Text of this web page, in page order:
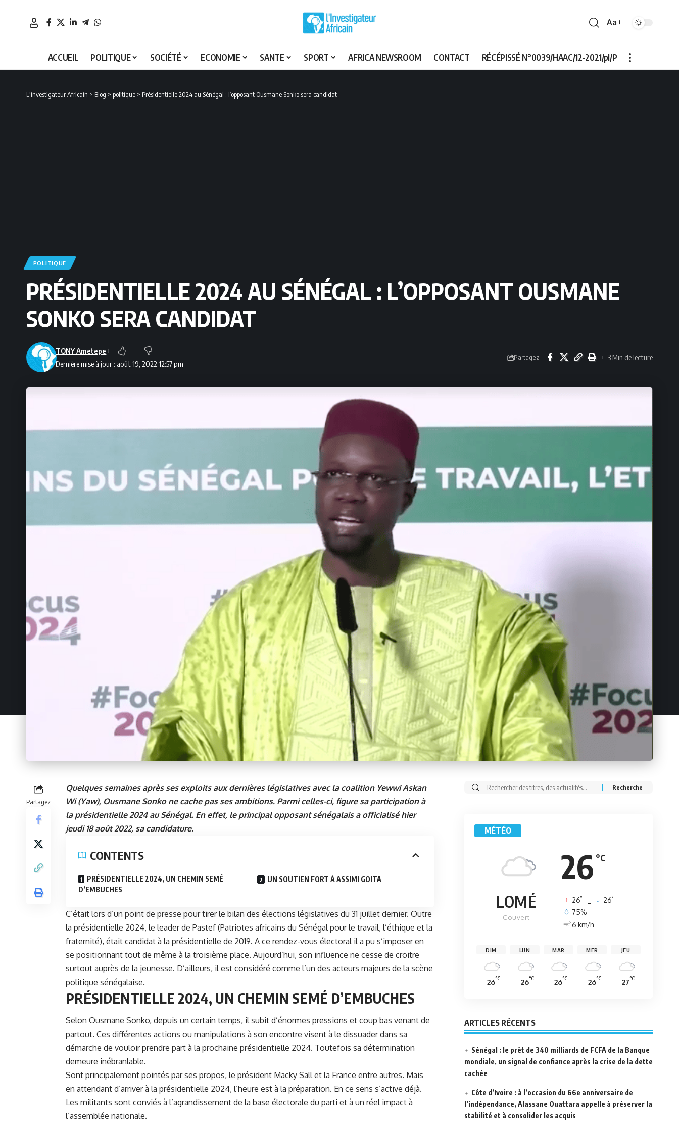
Font
Aa
ACCUEIL POLITIQUE SOCIÉTÉ ECONOMIE SANTE SPORT AFRICA NEWSROOM CONTACT RÉCÉPISSÉ N°0039/HAAC/12-2021/pl/P
L'investigateur Africain > Blog > politique > Présidentielle 2024 au Sénégal : l’opposant Ousmane Sonko sera candidat
POLITIQUE
PRÉSIDENTIELLE 2024 AU SÉNÉGAL : L’OPPOSANT OUSMANE
SONKO SERA CANDIDAT
Dernière mise à jour : août 19, 2022 12:57 pm
TONY Ametepe
Partagez 3 Min de lecture
Partagez
Quelques semaines après ses exploits aux dernières législatives avec la coalition Yewwi Askan
Wi (Yaw), Ousmane Sonko ne cache pas ses ambitions. Parmi celles-ci, figure sa participation à
la présidentielle 2024 au Sénégal. En effet, le principal opposant sénégalais a officialisé hier
jeudi 18 août 2022, sa candidature.
CONTENTS
PRÉSIDENTIELLE 2024, UN CHEMIN SEMÉ
D’EMBUCHES
UN SOUTIEN FORT À ASSIMI GOITA
C’était lors d’un point de presse pour tirer le bilan des élections législatives du 31 juillet dernier. Outre
la présidentielle 2024, le leader de Pastef (Patriotes africains du Sénégal pour le travail, l’éthique et la
fraternité), était candidat à la présidentielle de 2019. A ce rendez-vous électoral il a pu s’imposer en
se positionnant tout de même à la troisième place. Aujourd’hui, son influence ne cesse de croitre
surtout auprès de la jeunesse. D’ailleurs, il est considéré comme l’un des acteurs majeurs de la scène
politique sénégalaise.
PRÉSIDENTIELLE 2024, UN CHEMIN SEMÉ D’EMBUCHES
Selon Ousmane Sonko, depuis un certain temps, il subit d’énormes pressions et coup bas venant de
partout. Ces différentes actions ou manipulations à son encontre visent à le dissuader dans sa
démarche de vouloir prendre part à la prochaine présidentielle 2024. Toutefois sa détermination
demeure inébranlable.
Sont principalement pointés par ses propos, le président Macky Sall et la France entre autres. Mais
en attendant d’arriver à la présidentielle 2024, l’heure est à la préparation. En ce sens s’active déjà.
Les militants sont conviés à l’agrandissement de la base électorale du parti et à un réel impact à
l’assemblée nationale.
Rechercher:
MÉTÉO
26 °C
LOMÉ
Couvert
26° 26°
75%
6 km/h
DIM
26°C
LUN
26°C
MAR
26°C
MER
26°C
JEU
27°C
ARTICLES RÉCENTS
Sénégal : le prêt de 340 milliards de FCFA de la Banque
mondiale, un signal de confiance après la crise de la dette
cachée
Côte d’Ivoire : à l’occasion du 66e anniversaire de
l’indépendance, Alassane Ouattara appelle à préserver la
stabilité et à consolider les acquis